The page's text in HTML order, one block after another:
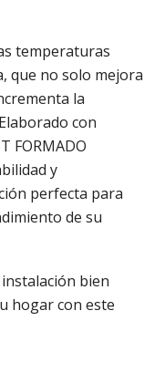
temperaturas
que no solo mejora
la
con
FORMADO
y
perfecta para
de su
bien
hogar con este